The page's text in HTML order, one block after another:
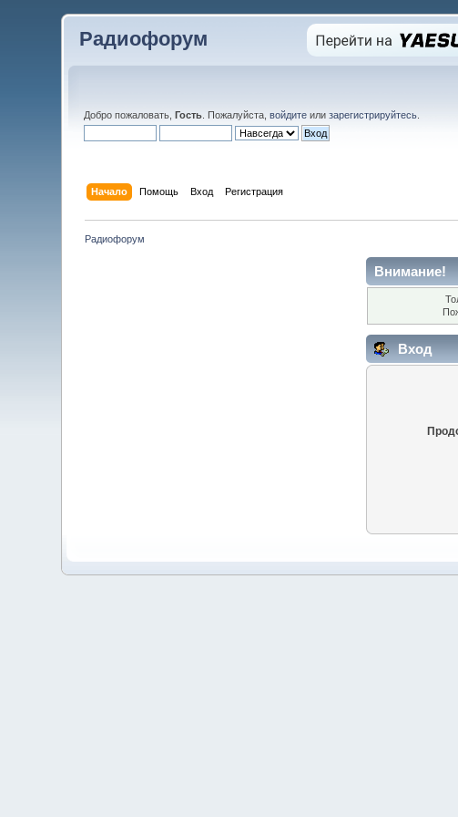
Радиофорум
Добро пожаловать,Гость . Пожалуйста,войдите илизарегистрируйтесь
Начало Помощь Вход Регистрация
Радиофорум
Внимание!
Вход